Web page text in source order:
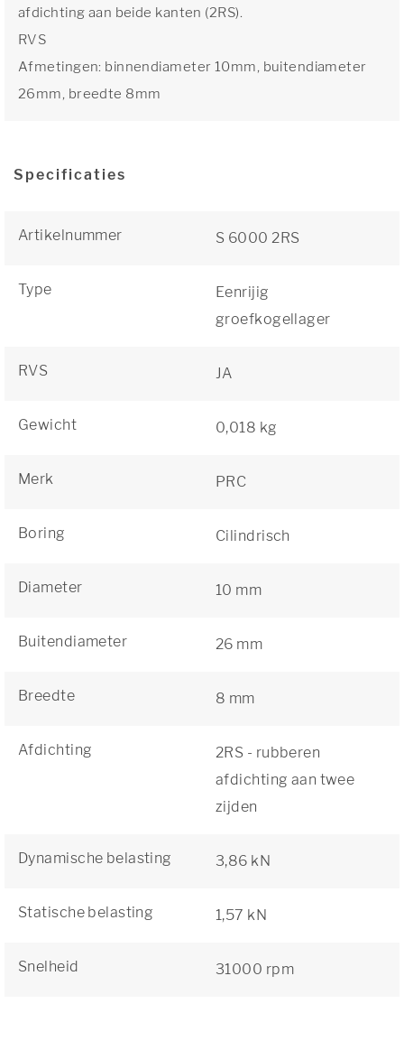
afdichting aan beide kanten (2RS).
RVS
Afmetingen: binnendiameter 10mm, buitendiameter
26mm, breedte 8mm
Specificaties
Artikelnummer S 6000 2RS
Type
Eenrijig
groefkogellager
RVS JA
Gewicht 0,018 kg
Merk PRC
Boring Cilindrisch
Diameter 10 mm
Buitendiameter 26 mm
Breedte 8 mm
Afdichting
2RS - rubberen
afdichting aan twee
zijden
Dynamische belasting 3,86 kN
Statische belasting 1,57 kN
Snelheid 31000 rpm